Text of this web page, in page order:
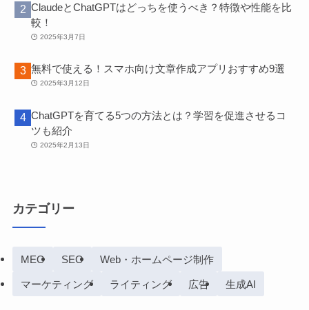
ClaudeとChatGPTはどっちを使うべき？特徴や性能を比
較！
2025年3月7日
無料で使える！スマホ向け文章作成アプリおすすめ9選
2025年3月12日
ChatGPTを育てる5つの方法とは？学習を促進させるコ
ツも紹介
2025年2月13日
カテゴリー
MEO SEO Web・ホームページ制作
マーケティング ライティング 広告 生成AI